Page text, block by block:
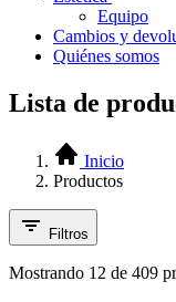
Equipo
Cambios y
Quiénes somos
Lista de
Inicio
Productos
Filtros
Mostrando 12 de 409